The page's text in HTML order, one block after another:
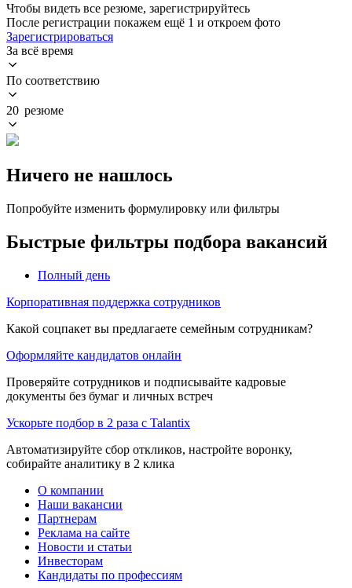
Чтобы видеть все резюме, зарегистрируйтесь
После регистрации покажем ещё 1 и откроем фото
Зарегистрироваться
За всё время
По соответствию
20 резюме
Ничего не нашлось
Попробуйте изменить формулировку или фильтры
Быстрые фильтры подбора вакансий
Полный день
Корпоративная поддержка сотрудников
Какой соцпакет вы предлагаете семейным сотрудникам?
Оформляйте кандидатов онлайн
Проверяйте сотрудников и подписывайте кадровые
документы без бумаг и личных встреч
Ускорьте подбор в 2 раза с Talantix
Автоматизируйте сбор откликов, настройте воронку,
собирайте аналитику в 2 клика
О компании
Наши вакансии
Партнерам
Реклама на сайте
Новости и статьи
Инвесторам
Кандидаты по профессиям